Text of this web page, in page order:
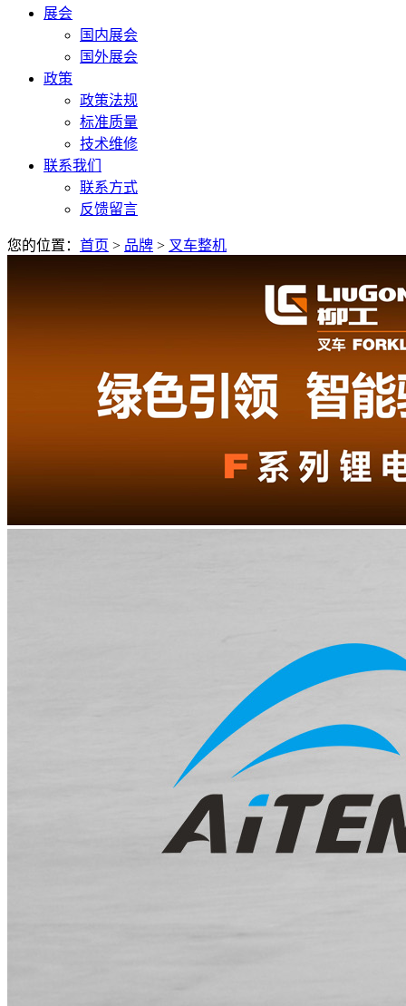
展会
国内展会
国外展会
政策
政策法规
标准质量
技术维修
联系我们
联系方式
反馈留言
您的位置： 首页 > 品牌 > 叉车整机